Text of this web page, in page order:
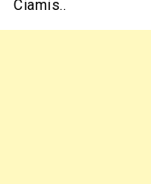
Ciamis..